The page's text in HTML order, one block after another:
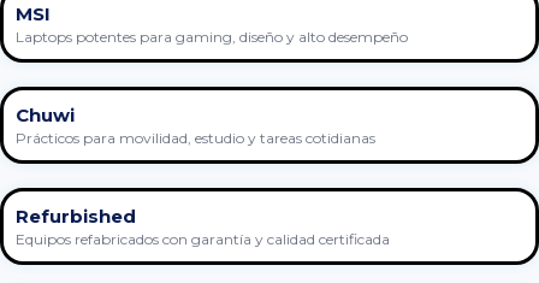
MSI
Laptops potentes para gaming, diseño y alto desempeño
Chuwi
Prácticos para movilidad, estudio y tareas cotidianas
Refurbished
Equipos refabricados con garantía y calidad certificada